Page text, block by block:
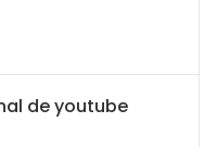
de youtube